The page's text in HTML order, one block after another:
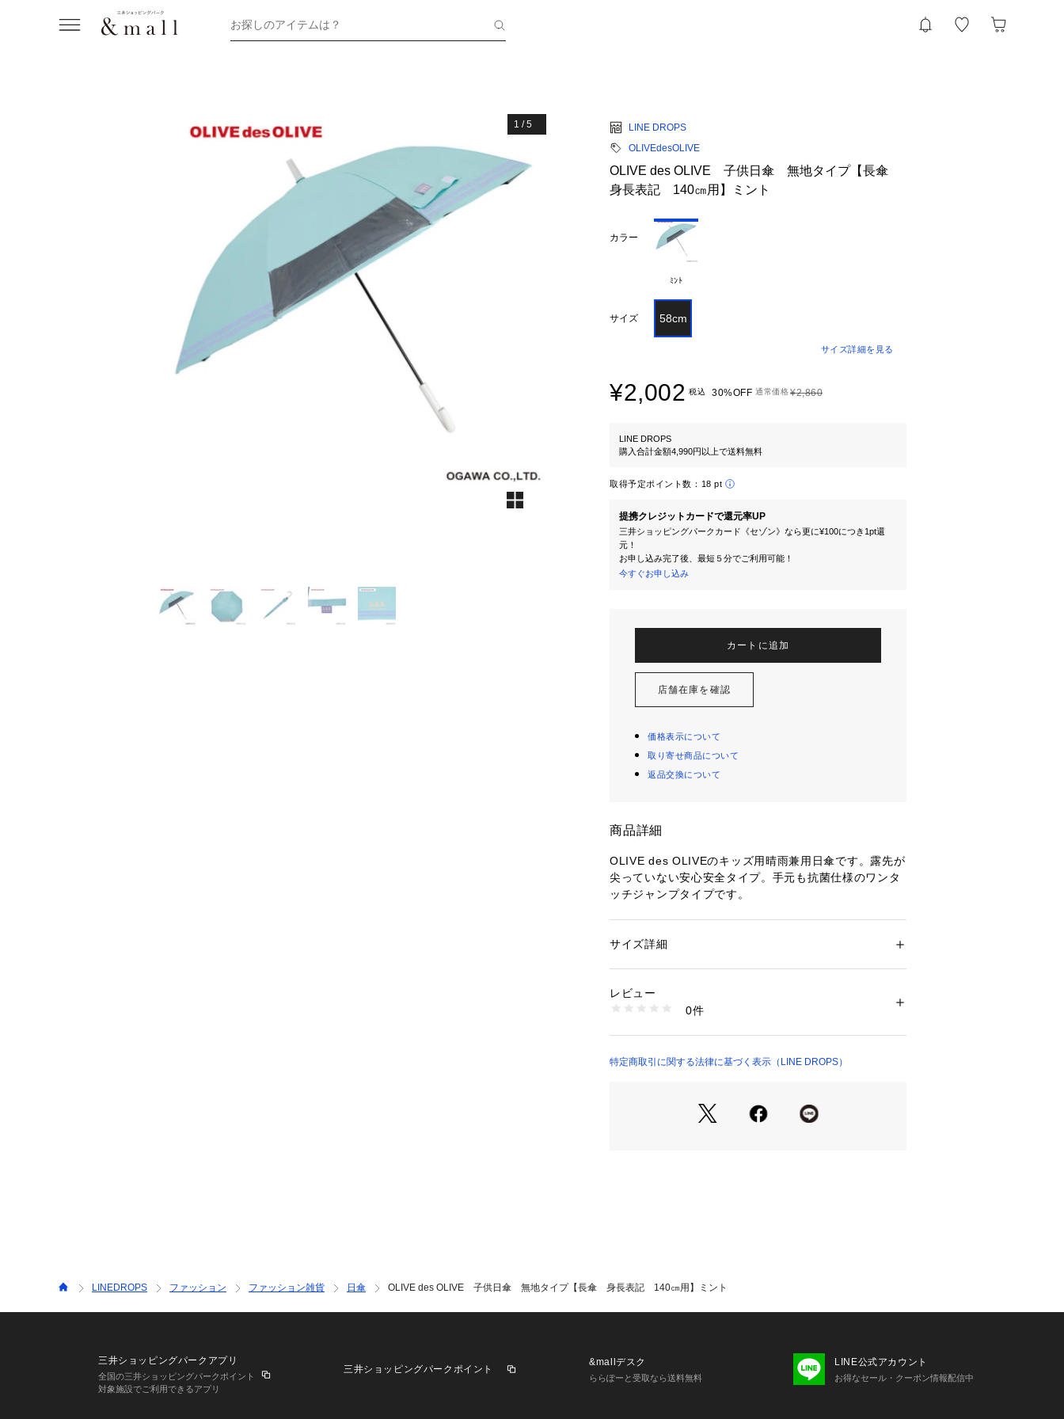
お探しのアイテムは？
1 /5
LINE DROPS
OLIVEdesOLIVE
OLIVE des OLIVE 子供日傘 無地タイプ【長傘
身長表記 140㎝用】ミント
カラー
ﾐﾝﾄ
サイズ 58cm
サイズ詳細を見る
¥2,002 税込 30%OFF 通常価格¥2,860
LINE DROPS
購入合計金額4,990円以上で送料無料
取得予定ポイント数： 18 pt
提携クレジットカードで還元率UP
三井ショッピングパークカード《セゾン》なら更に¥100につき1pt還
元！
お申し込み完了後、最短５分でご利用可能！
今すぐお申し込み
カートに追加
店舗在庫を確認
価格表示について
取り寄せ商品について
返品交換について
商品詳細
OLIVE des OLIVEのキッズ用晴雨兼用日傘です。露先が
尖っていない安心安全タイプ。手元も抗菌仕様のワンタ
ッチジャンプタイプです。
性別：キッズ・ベビー
生産国：中国
4340000001123
サイズ詳細
レビュー
0件
特定商取引に関する法律に基づく表示（LINE DROPS）
LINEDROPS ファッション ファッション雑貨 日傘 OLIVE des OLIVE 子供日傘 無地タイプ【長傘 身長表記 140㎝用】ミント
三井ショッピングパークアプリ
全国の三井ショッピングパークポイント
対象施設でご利用できるアプリ
三井ショッピングパークポイント
&mallデスク
ららぽーと受取なら送料無料
LINE公式アカウント
お得なセール・クーポン情報配信中